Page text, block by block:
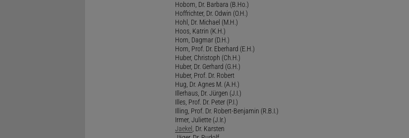
Hobom, Dr. Barbara (B.Ho.)
Hoffrichter, Dr. Odwin (O.H.)
Hohl, Dr. Michael (M.H.)
Hoos, Katrin (K.H.)
Horn, Dagmar (D.H.)
Horn, Prof. Dr. Eberhard (E.H.)
Huber, Christoph (Ch.H.)
Huber, Dr. Gerhard (G.H.)
Huber, Prof. Dr. Robert
Hug, Dr. Agnes M. (A.H.)
Illerhaus, Dr. Jürgen (J.I.)
Illes, Prof. Dr. Peter (P.I.)
Illing, Prof. Dr. Robert-Benjamin (R.B.I.)
Irmer, Juliette (J.Ir.)
Jaekel
, Dr. Karsten